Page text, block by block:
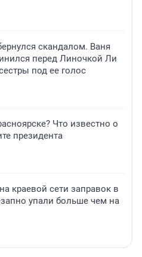
скандалом. Ваня
перед Линочкой Ли
под ее голос
Что известно о
президента
краевой сети заправок в
упали больше чем на